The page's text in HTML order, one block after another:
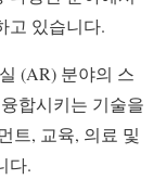
고 있습니다.
(AR) 분야의 스
합시키는 기술을
트, 교육, 의료 및
다.